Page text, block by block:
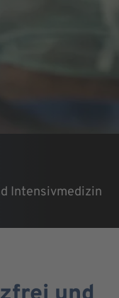
Intensivmedizin